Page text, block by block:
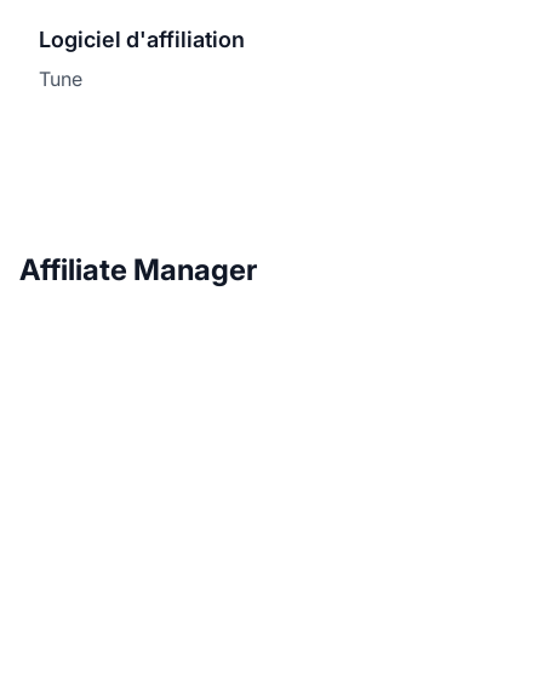
Logiciel d'affiliation
Tune
Affiliate Manager